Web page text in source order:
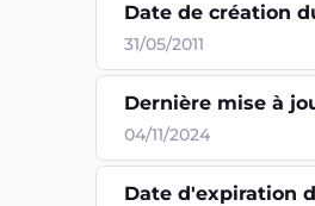
Date de création
31/05/2011
Dernière mise à
04/11/2024
Date d'expiration